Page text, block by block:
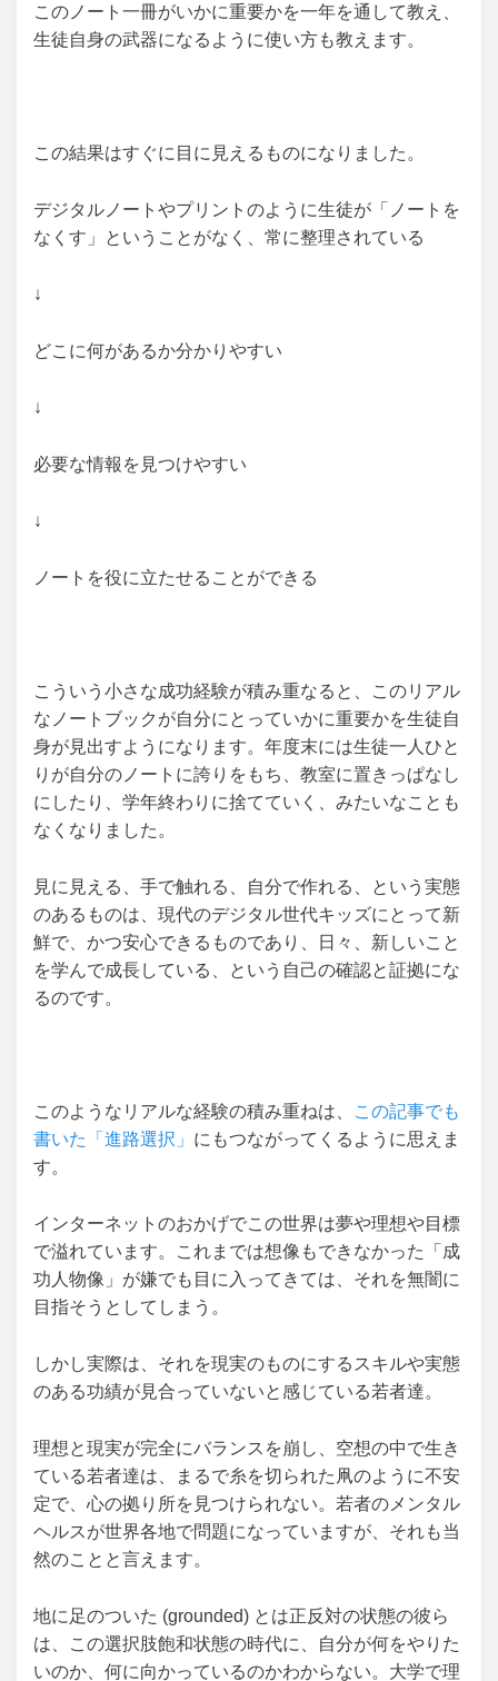
このノート一冊がいかに重要かを一年を通して教え、
生徒自身の武器になるように使い方も教えます。
この結果はすぐに目に見えるものになりました。
デジタルノートやプリントのように生徒が「ノートを
なくす」ということがなく、常に整理されている
↓
どこに何があるか分かりやすい
↓
必要な情報を見つけやすい
↓
ノートを役に立たせることができる
こういう小さな成功経験が積み重なると、このリアル
なノートブックが自分にとっていかに重要かを生徒自
身が見出すようになります。年度末には生徒一人ひと
りが自分のノートに誇りをもち、教室に置きっぱなし
にしたり、学年終わりに捨てていく、みたいなことも
なくなりました。
見に見える、手で触れる、自分で作れる、という実態
のあるものは、現代のデジタル世代キッズにとって新
鮮で、かつ安心できるものであり、日々、新しいこと
を学んで成長している、という自己の確認と証拠にな
るのです。
このようなリアルな経験の積み重ねは、
この記事でも
書いた「進路選択」 にもつながってくるように思えま
す。
インターネットのおかげでこの世界は夢や理想や目標
で溢れています。これまでは想像もできなかった「成
功人物像」が嫌でも目に入ってきては、それを無闇に
目指そうとしてしまう。
しかし実際は、それを現実のものにするスキルや実態
のある功績が見合っていないと感じている若者達。
理想と現実が完全にバランスを崩し、空想の中で生き
ている若者達は、まるで糸を切られた凧のように不安
定で、心の拠り所を見つけられない。若者のメンタル
ヘルスが世界各地で問題になっていますが、それも当
然のことと言えます。
地に足のついた (grounded) とは正反対の状態の彼ら
は、この選択肢飽和状態の時代に、自分が何をやりた
いのか、何に向かっているのかわからない。大学で理